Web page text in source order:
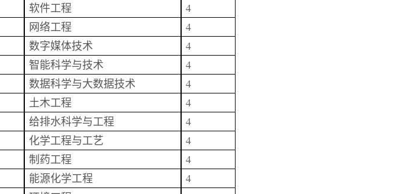
软件工程
4
网络工程
4
数字媒体技术
4
智能科学与技术
4
数据科学与大数据技术
4
土木工程
4
给排水科学与工程
4
化学工程与工艺
4
制药工程
4
能源化学工程
4